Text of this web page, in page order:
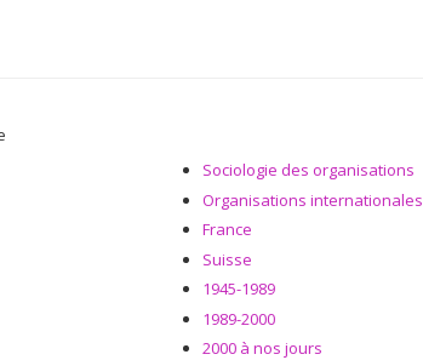
Sociologie des organisations
Organisations internationales
France
Suisse
1945-1989
1989-2000
2000 à nos jours